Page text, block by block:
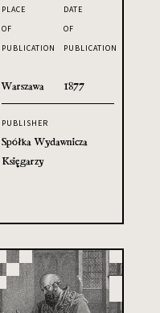
PLACE
OF
PUBLICATION
Warszawa
DATE
OF
PUBLICATION
1877
PUBLISHER
Spółka Wydawnicza
Księgarzy